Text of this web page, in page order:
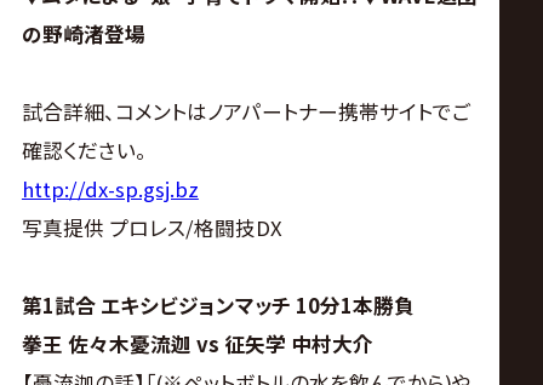
式
サ
イ
ト
の野崎渚登場
試合詳細、コメントはノアパートナー携帯サイトでご
確認ください。
http://dx-sp.gsj.bz
写真提供 プロレス/格闘技DX
第1試合 エキシビジョンマッチ 10分1本勝負
拳王 佐々木憂流迦 vs 征矢学 中村大介